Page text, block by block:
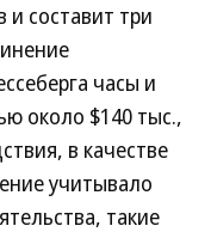
составит три
часы и
около $140 тыс.,
в качестве
учитывало
такие